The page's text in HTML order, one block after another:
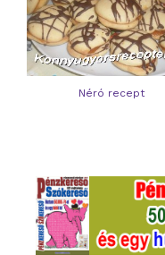
Néró recept